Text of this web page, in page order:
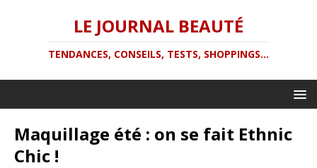
LE JOURNAL BEAUTÉ
TENDANCES, CONSEILS, TESTS, SHOPPINGS...
Maquillage été : on se fait Ethnic
Chic !